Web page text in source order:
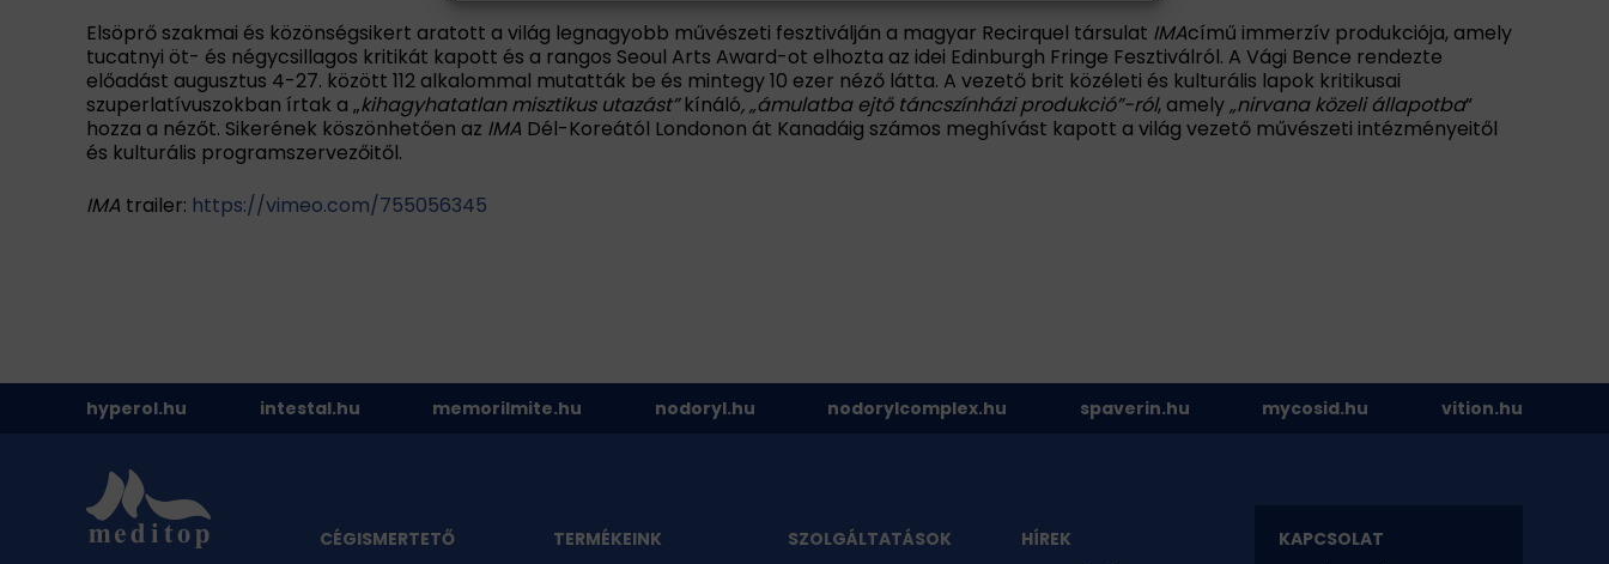
Elsöprő szakmai és közönségsikert aratott a világ legnagyobb művészeti fesztiválján a magyar Recirquel társulat IMAcímű immerzív produkciója, amely
tucatnyi öt- és négycsillagos kritikát kapott és a rangos Seoul Arts Award-ot elhozta az idei Edinburgh Fringe Fesztiválról. A Vági Bence rendezte
előadást augusztus 4-27. között 112 alkalommal mutatták be és mintegy 10 ezer néző látta. A vezető brit közéleti és kulturális lapok kritikusai
szuperlatívuszokban írtak a „kihagyhatatlan misztikus utazást”kínáló, „ámulatba ejtő táncszínházi produkció”-ról, amely„nirvana közeli állapotba”
hozza a nézőt. Sikerének köszönhetően az IMA Dél-Koreától Londonon át Kanadáig számos meghívást kapott a világ vezető művészeti intézményeitől
és kulturális programszervezőitől.
IMA trailer: https://vimeo.com/755056345
hyperol.hu intestal.hu memorilmite.hu nodoryl.hu nodorylcomplex.hu spaverin.hu mycosid.hu vition.hu
CÉGISMERTETŐ
TERMÉKEINK
SZOLGÁLTATÁSOK
HÍREK
KAPCSOLAT